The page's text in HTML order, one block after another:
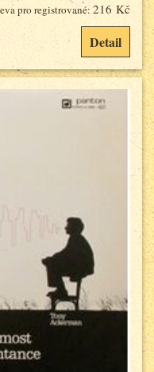
pro registrované: 216 Kč
Detail